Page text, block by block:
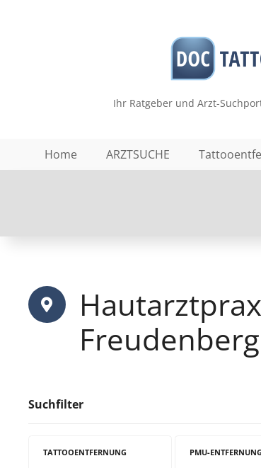
Ihr Ratgeber und Arzt-
Home ARZTSUCHE
Suchfilter
TATTOOENTFERNUNG PMU-ENTFERNUNG